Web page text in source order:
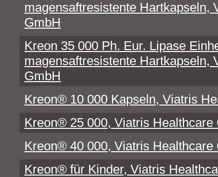
magensaftresistente Hartkapseln,
GmbH
Kreon 35 000 Ph. Eur. Lipase
magensaftresistente Hartkapseln,
GmbH
Kreon® 10 000 Kapseln, Viatris
Kreon® 25 000, Viatris Healthcare
Kreon® 40 000, Viatris Healthcare
Kreon® für Kinder, Viatris